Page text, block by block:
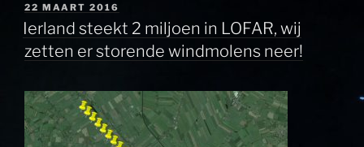
GEPLAATST
OP
22 MAART 2016
Ierland steekt 2 miljoen in LOFAR, wij
zetten er storende windmolens neer!